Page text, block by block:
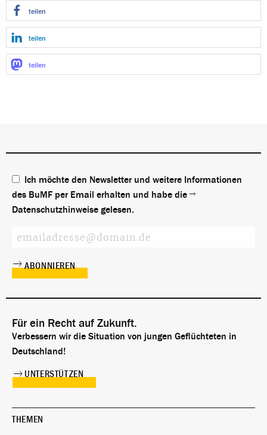
teilen
teilen
teilen
Ich möchte den Newsletter und weitere Informationen
des BuMF per Email erhalten und habe die
Datenschutzhinweise gelesen.
Für ein Recht auf Zukunft.
Verbessern wir die Situation von jungen Geflüchteten in
Deutschland!
UNTERSTÜTZEN
THEMEN